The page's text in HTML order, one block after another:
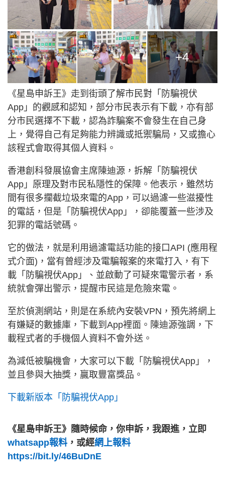
+4
《星島申訴王》走到街頭了解市民對「防騙視伏
App」的觀感和認知，部分市民表示有下載，亦有部
分市民選擇不下載，認為詐騙案不會發生在自己身
上，覺得自己有足夠能力辨識或抵禦騙局，又或擔心
該程式會取得其個人資料。
香港創科發展協會主席陳迪源，拆解「防騙視伏
App」原理及對市民私隱性的保障。他表示，雖然坊
間有很多攔截垃圾來電的App，可以過濾一些滋擾性
的電話，但是「防騙視伏App」，卻能覆蓋一些涉及
犯罪的電話號碼。
它的做法，就是利用過濾電話功能的接口API (應用程
式介面)，當有曾經涉及電騙報案的來電打入，有下
載「防騙視伏App」、並啟動了可疑來電警示者，系
統就會彈出警示，提醒市民這是危險來電。
至於偵測網站，則是在系統內安裝VPN，預先將網上
有嫌疑的數據庫，下載到App裡面。陳迪源強調，下
載程式者的手機個人資料不會外送。
為減低被騙機會，大家可以下載「防騙視伏App」，
並且參與大抽獎，贏取豐富獎品。
下載新版本「防騙視伏App」
《星島申訴王》隨時候命，你申訴，我跟進，立即
whatsapp報料，或經網上報料
https://bit.ly/46BuDnE